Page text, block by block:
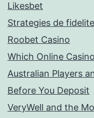
Likesbet
Strategies de
Roobet Casino
Which Online
Australian Players
Before You Deposit
VeryWell and the